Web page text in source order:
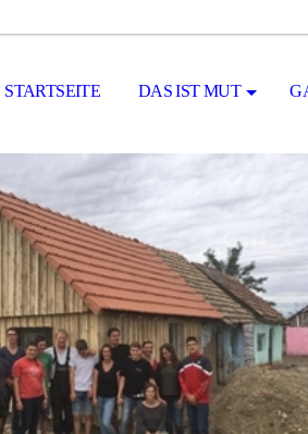
STARTSEITE DAS IST MUT